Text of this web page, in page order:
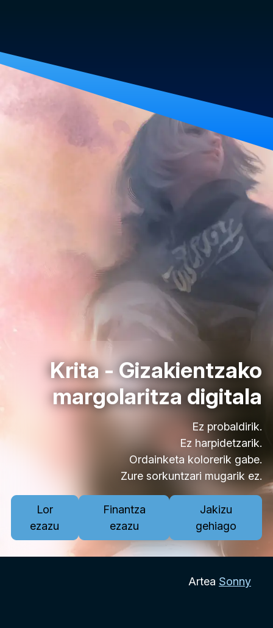
Krita - Gizakientzako
margolaritza digitala
Ez probaldirik.
Ez harpidetzarik.
Ordainketa kolorerik gabe.
Zure sorkuntzari mugarik ez.
Lor
ezazu
Finantza
ezazu
Jakizu
gehiago
Artea Sonny